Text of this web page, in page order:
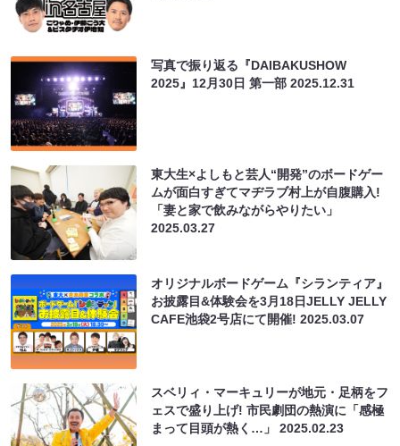
写真で振り返る『DAIBAKUSHOW
2025』12月30日 第一部2025.12.31
東大生×よしもと芸人“開発”のボードゲー
ムが面白すぎてマヂラブ村上が自腹購入!
「妻と家で飲みながらやりたい」
2025.03.27
オリジナルボードゲーム『シランティア』
お披露目&体験会を3月18日JELLY JELLY
CAFE池袋2号店にて開催!2025.03.07
スベリィ・マーキュリーが地元・足柄をフ
ェスで盛り上げ! 市民劇団の熱演に「感極
まって目頭が熱く…」2025.02.23